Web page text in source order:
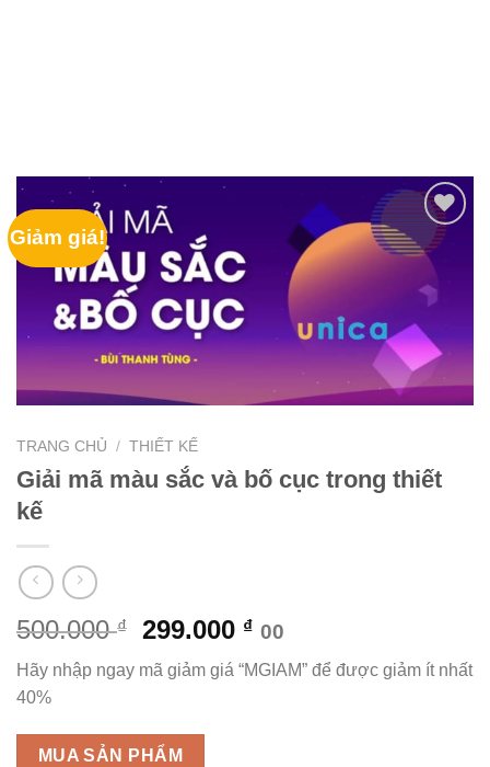
Giảm giá!
TRANG CHỦ / THIẾT KẾ
Giải mã màu sắc và bố cục trong thiết
kế
500.000₫
Giá
gốc
là:
299.000 ₫Giá
tại
00
Hãy nhập ngay mã giảm giá “MGIAM” để được giảm ít nhất
40%
MUA SẢN PHẨM